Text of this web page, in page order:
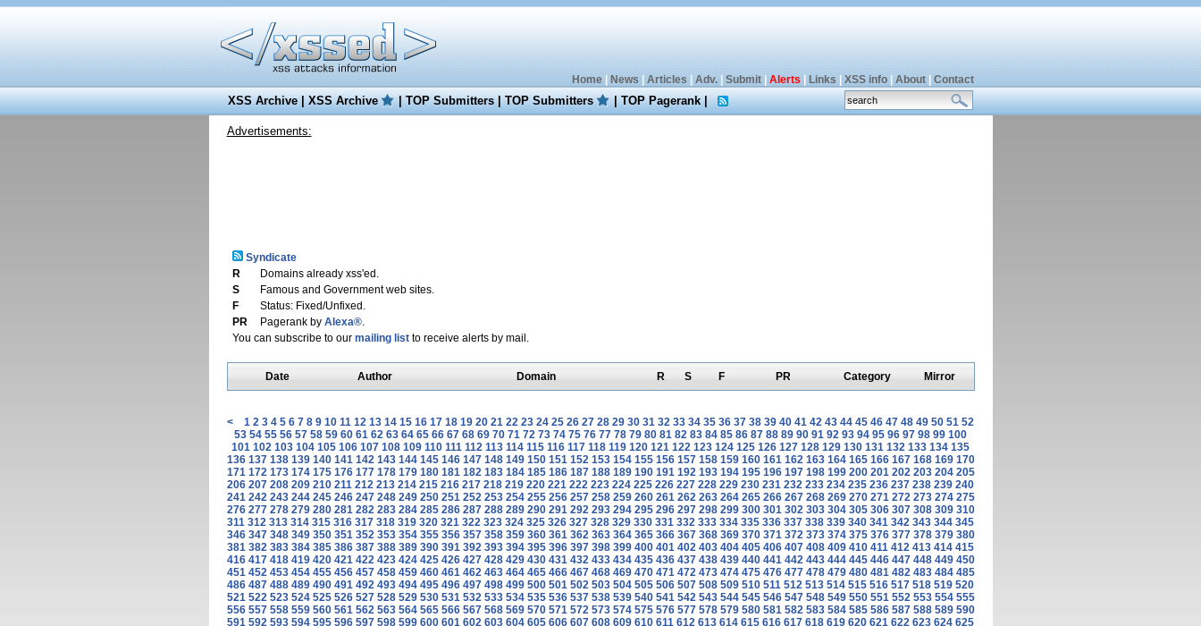
Home| News Articles Adv.| Submit| Alerts Links XSS info| About| Contact
XSS Archive|XSS Archive |TOP Submitters|TOP Submitters |TOP Pagerank|
Advertisements:
Syndicate
R
Domains already xss'ed.
S
Famous and Government web sites.
F
Status: Fixed/Unfixed.
PR
Pagerank by Alexa®.
You can subscribe to our mailing listto receive alerts by mail.
Date Author Domain R S F PR Category Mirror
< 1 2 3 4 5 6 7 8 9 10 11 12 13 14 15 16 17 18 19 20 21 22 23 24 25 26 27 28 29 30 31 32 33 34 35 36 37 38 39 40 41 42 43 44 45 46 47 48 49 50 51 52
53 54 55 56 57 58 59 60 61 62 63 64 65 66 67 68 69 70 71 72 73 74 75 76 77 78 79 80 81 82 83 84 85 86 87 88 89 90 91 92 93 94 95 96 97 98 99 100
101 102 103 104 105 106 107 108 109 110 111 112 113 114 115 116 117 118 119 120 121 122 123 124 125 126 127 128 129 130 131 132 133 134 135
136 137 138 139 140 141 142 143 144 145 146 147 148 149 150 151 152 153 154 155 156 157 158 159 160 161 162 163 164 165 166 167 168 169 170
171 172 173 174 175 176 177 178 179 180 181 182 183 184 185 186 187 188 189 190 191 192 193 194 195 196 197 198 199 200 201 202 203 204 205
206 207 208 209 210 211 212 213 214 215 216 217 218 219 220 221 222 223 224 225 226 227 228 229 230 231 232 233 234 235 236 237 238 239 240
241 242 243 244 245 246 247 248 249 250 251 252 253 254 255 256 257 258 259 260 261 262 263 264 265 266 267 268 269 270 271 272 273 274 275
276 277 278 279 280 281 282 283 284 285 286 287 288 289 290 291 292 293 294 295 296 297 298 299 300 301 302 303 304 305 306 307 308 309 310
311 312 313 314 315 316 317 318 319 320 321 322 323 324 325 326 327 328 329 330 331 332 333 334 335 336 337 338 339 340 341 342 343 344 345
346 347 348 349 350 351 352 353 354 355 356 357 358 359 360 361 362 363 364 365 366 367 368 369 370 371 372 373 374 375 376 377 378 379 380
381 382 383 384 385 386 387 388 389 390 391 392 393 394 395 396 397 398 399 400 401 402 403 404 405 406 407 408 409 410 411 412 413 414 415
416 417 418 419 420 421 422 423 424 425 426 427 428 429 430 431 432 433 434 435 436 437 438 439 440 441 442 443 444 445 446 447 448 449 450
451 452 453 454 455 456 457 458 459 460 461 462 463 464 465 466 467 468 469 470 471 472 473 474 475 476 477 478 479 480 481 482 483 484 485
486 487 488 489 490 491 492 493 494 495 496 497 498 499 500 501 502 503 504 505 506 507 508 509 510 511 512 513 514 515 516 517 518 519 520
521 522 523 524 525 526 527 528 529 530 531 532 533 534 535 536 537 538 539 540 541 542 543 544 545 546 547 548 549 550 551 552 553 554 555
556 557 558 559 560 561 562 563 564 565 566 567 568 569 570 571 572 573 574 575 576 577 578 579 580 581 582 583 584 585 586 587 588 589 590
591 592 593 594 595 596 597 598 599 600 601 602 603 604 605 606 607 608 609 610 611 612 613 614 615 616 617 618 619 620 621 622 623 624 625